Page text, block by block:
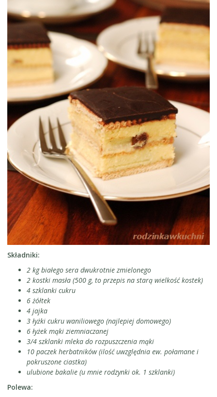
Składniki:
2 kg białego sera dwukrotnie zmielonego
2 kostki masła (500 g, to przepis na starą wielkość kostek)
4 szklanki cukru
6 żółtek
4 jajka
3 łyżki cukru waniliowego (najlepiej domowego)
6 łyżek mąki ziemniaczanej
3/4 szklanki mleka do rozpuszczenia mąki
10 paczek herbatników (ilość uwzględnia ew. połamane i
pokruszone ciastka)
ulubione bakalie (u mnie rodzynki ok. 1 szklanki)
Polewa: